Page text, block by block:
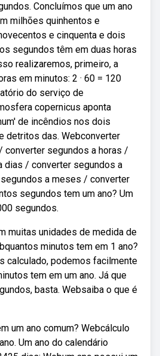
Concluímos que um ano
milhões quinhentos e
e cinquenta e dois
segundos têm em duas horas
realizaremos, primeiro, a
em minutos: 2 · 60 = 120
do serviço de
copernicus aponta
de incêndios nos dois
detritos das. Webconverter
converter segundos a horas /
dias / converter segundos a
a meses / converter
segundos tem um ano? Um
segundos.
muitas unidades de medida de
minutos tem em 1 ano?
calculado, podemos facilmente
tem em um ano. Já que
basta. Websaiba o que é
um ano comum? Webcálculo
Um ano do calendário